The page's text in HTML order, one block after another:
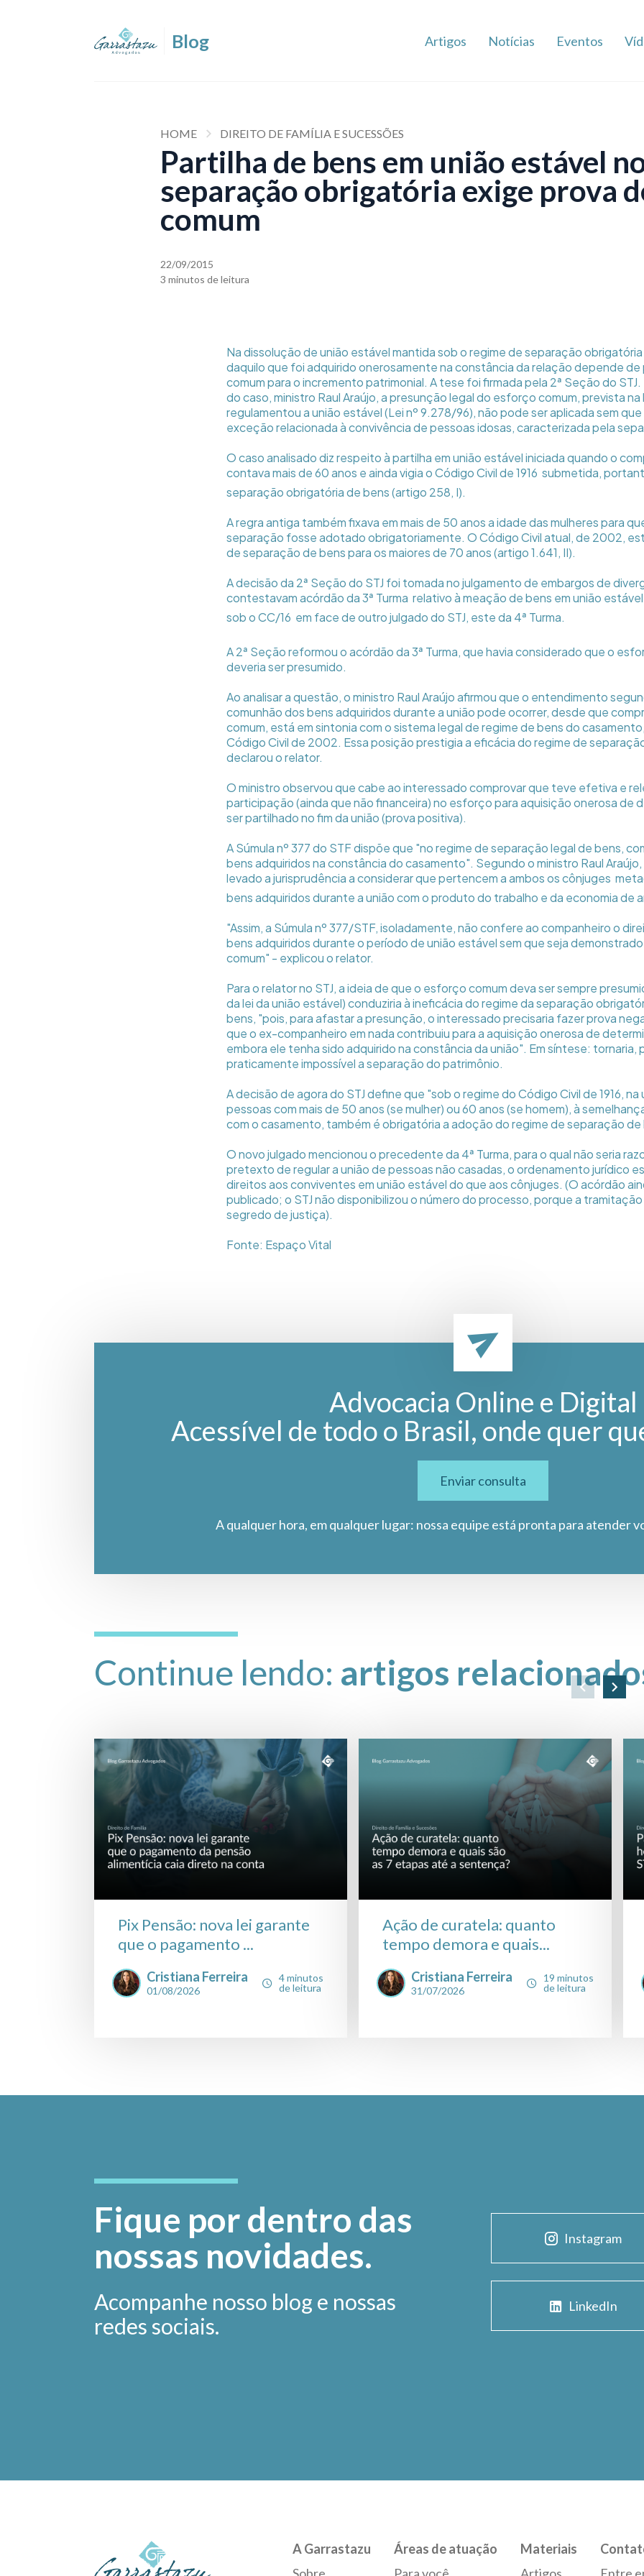
Artigos Notícias Eventos
HOME DIREITO DE FAMÍLIA E SUCESSÕES
Partilha de bens em união estável
separação obrigatória exige prova
comum
22/09/2015
3 minutos de leitura
Na dissolução de união estável mantida sob o regime de separação
daquilo que foi adquirido onerosamente na constância da relação depende
comum para o incremento patrimonial. A tese foi firmada pela 2ª Seção do
do caso, ministro Raul Araújo, a presunção legal do esforço comum, prevista na
regulamentou a união estável (Lei nº 9.278/96), não pode ser aplicada sem
exceção relacionada à convivência de pessoas idosas, caracterizada pela
O caso analisado diz respeito à partilha em união estável iniciada quando o
contava mais de 60 anos e ainda vigia o Código Civil de 1916  submetida,
separação obrigatória de bens (artigo 258, I).
A regra antiga também fixava em mais de 50 anos a idade das mulheres para
separação fosse adotado obrigatoriamente. O Código Civil atual, de 2002,
de separação de bens para os maiores de 70 anos (artigo 1.641, II).
A decisão da 2ª Seção do STJ foi tomada no julgamento de embargos de
contestavam acórdão da 3ª Turma  relativo à meação de bens em união
sob o CC/16  em face de outro julgado do STJ, este da 4ª Turma.
A 2ª Seção reformou o acórdão da 3ª Turma, que havia considerado que o
deveria ser presumido.
Ao analisar a questão, o ministro Raul Araújo afirmou que o entendimento
comunhão dos bens adquiridos durante a união pode ocorrer, desde que
comum, está em sintonia com o sistema legal de regime de bens do
Código Civil de 2002. Essa posição prestigia a eficácia do regime de
declarou o relator.
O ministro observou que cabe ao interessado comprovar que teve efetiva e
participação (ainda que não financeira) no esforço para aquisição onerosa de
ser partilhado no fim da união (prova positiva).
A Súmula nº 377 do STF dispõe que "no regime de separação legal de bens,
bens adquiridos na constância do casamento". Segundo o ministro Raul Araújo,
levado a jurisprudência a considerar que pertencem a ambos os cônjuges 
bens adquiridos durante a união com o produto do trabalho e da economia de
"Assim, a Súmula nº 377/STF, isoladamente, não confere ao companheiro o
bens adquiridos durante o período de união estável sem que seja
comum" - explicou o relator.
Para o relator no STJ, a ideia de que o esforço comum deva ser sempre
da lei da união estável) conduziria à ineficácia do regime da separação
bens, "pois, para afastar a presunção, o interessado precisaria fazer prova
que o ex-companheiro em nada contribuiu para a aquisição onerosa de
embora ele tenha sido adquirido na constância da união". Em síntese: tornaria,
praticamente impossível a separação do patrimônio.
A decisão de agora do STJ define que "sob o regime do Código Civil de 1916,
pessoas com mais de 50 anos (se mulher) ou 60 anos (se homem), à
com o casamento, também é obrigatória a adoção do regime de separação de
O novo julgado mencionou o precedente da 4ª Turma, para o qual não seria
pretexto de regular a união de pessoas não casadas, o ordenamento jurídico
direitos aos conviventes em união estável do que aos cônjuges. (O acórdão
publicado; o STJ não disponibilizou o número do processo, porque a
segredo de justiça).
Fonte: Espaço Vital
Advocacia Online e Digital
Acessível de todo o Brasil, onde quer
Enviar consulta
A qualquer hora, em qualquer lugar: nossa equipe está pronta para atender
Continue lendo: artigos
Pix Pensão: nova lei garante
que o pagamento ...
Cristiana Ferreira
01/08/2026
4 minutos
de leitura
Ação de curatela: quanto
tempo demora e quais...
Cristiana Ferreira
31/07/2026
19 minutos
de leitura
Fique por dentro das
nossas novidades.
Acompanhe nosso blog e nossas
redes sociais.
Instagram
LinkedIn
A Garrastazu
Áreas de atuação
Materiais